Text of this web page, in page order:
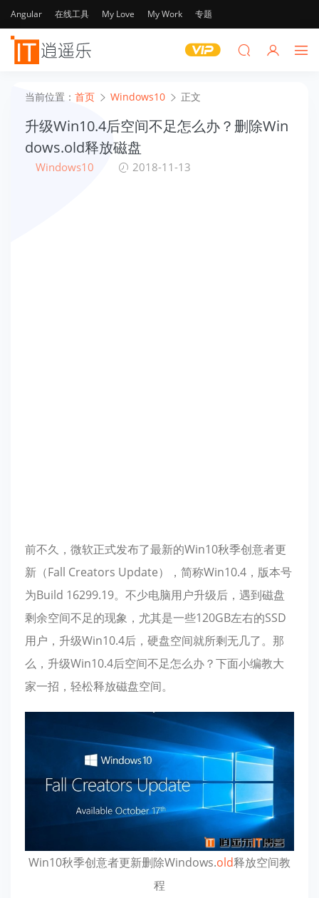
Angular 在线工具 My Love My Work 专题
当前位置： 首页 Windows10 正文
升级Win10.4后空间不足怎么办？删除Win
dows.old释放磁盘
Windows10 2018-11-13
前不久，微软正式发布了最新的Win10秋季创意者更
新（Fall Creators Update），简称Win10.4，版本号
为Build 16299.19。不少电脑用户升级后，遇到磁盘
剩余空间不足的现象，尤其是一些120GB左右的SSD
用户，升级Win10.4后，硬盘空间就所剩无几了。那
么，升级Win10.4后空间不足怎么办？下面小编教大
家一招，轻松释放磁盘空间。
Win10秋季创意者更新删除Windows.old释放空间教
程